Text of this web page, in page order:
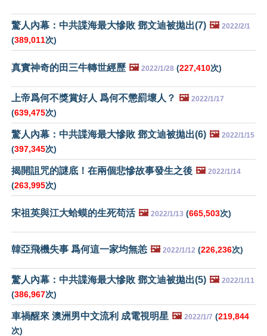
驚人內幕：中共諜海最大慘敗 鄧文迪被拋出(7) 🖼️ 2022/2/1
(389,011次)
真實神奇的田三牛轉世經歷 🖼️ 2022/1/28 (227,410次)
上帝爲何不獎賞好人 爲何不懲罰壞人？ 🖼️ 2022/1/17
(639,475次)
驚人內幕：中共諜海最大慘敗 鄧文迪被拋出(6) 🖼️ 2022/1/15
(397,345次)
揭開詛咒的謎底！在兩個悲慘故事發生之後 🖼️ 2022/1/14
(263,995次)
宋祖英與江大蛤蟆的生死苟活 🖼️ 2022/1/13 (665,503次)
韓亞飛機失事 爲何這一家均無恙 🖼️ 2022/1/12 (226,236次)
驚人內幕：中共諜海最大慘敗 鄧文迪被拋出(5) 🖼️ 2022/1/11
(386,967次)
車禍醒來 澳洲男中文流利 成電視明星 🖼️ 2022/1/7 (219,844
次)